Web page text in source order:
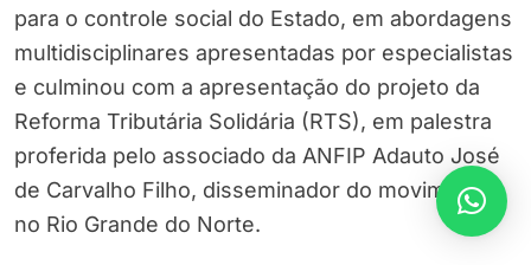
para o controle social do Estado, em abordagens
multidisciplinares apresentadas por especialistas
e culminou com a apresentação do projeto da
Reforma Tributária Solidária (RTS), em palestra
proferida pelo associado da ANFIP Adauto José
de Carvalho Filho, disseminador do movimento
no Rio Grande do Norte.